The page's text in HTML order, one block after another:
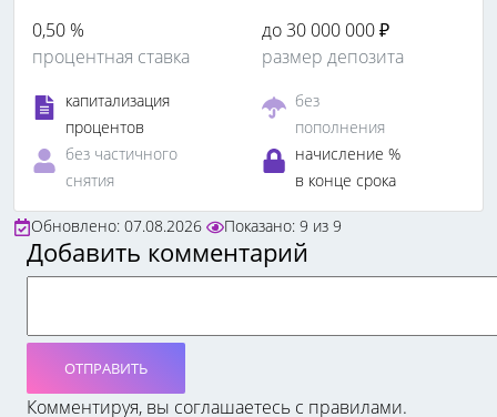
0,50 %
процентная ставка
до 30 000 000 ₽
размер депозита
капитализация
процентов
без
пополнения
без частичного
снятия
начисление %
в конце срока
Обновлено: 07.08.2026 Показано: 9 из 9
Добавить комментарий
ОТПРАВИТЬ
Комментируя, вы соглашаетесь c правилами.